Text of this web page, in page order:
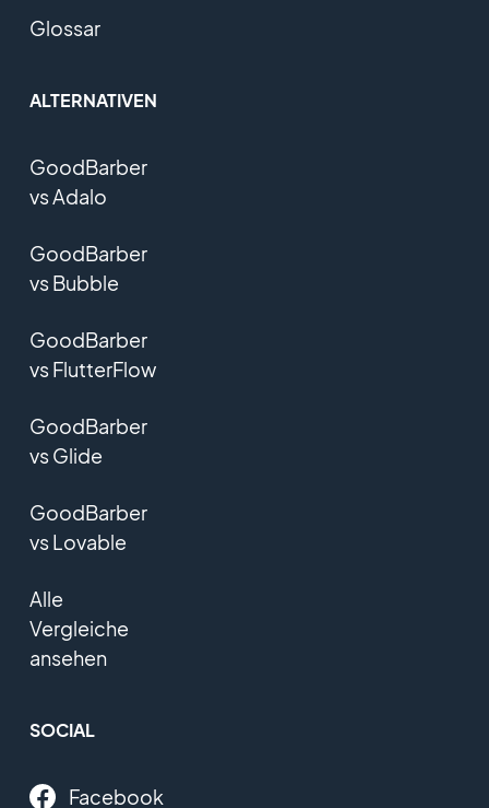
Glossar
ALTERNATIVEN
GoodBarber
vs Adalo
GoodBarber
vs Bubble
GoodBarber
vs FlutterFlow
GoodBarber
vs Glide
GoodBarber
vs Lovable
Alle
Vergleiche
ansehen
SOCIAL
Facebook